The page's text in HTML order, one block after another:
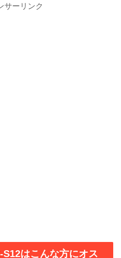
サーリンク
はこんな方にオス